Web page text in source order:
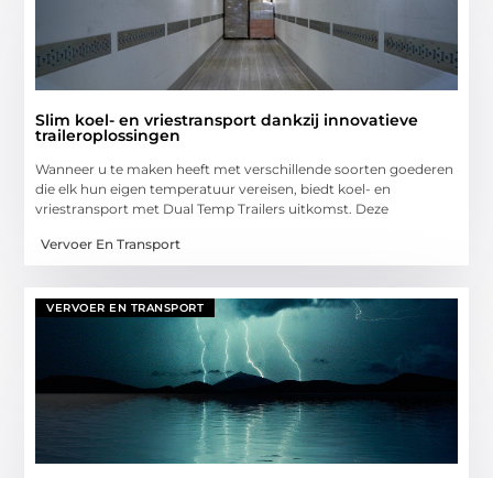
Slim koel- en vriestransport dankzij innovatieve
traileroplossingen
Wanneer u te maken heeft met verschillende soorten goederen
die elk hun eigen temperatuur vereisen, biedt koel- en
vriestransport met Dual Temp Trailers uitkomst. Deze
Vervoer En Transport
VERVOER EN TRANSPORT